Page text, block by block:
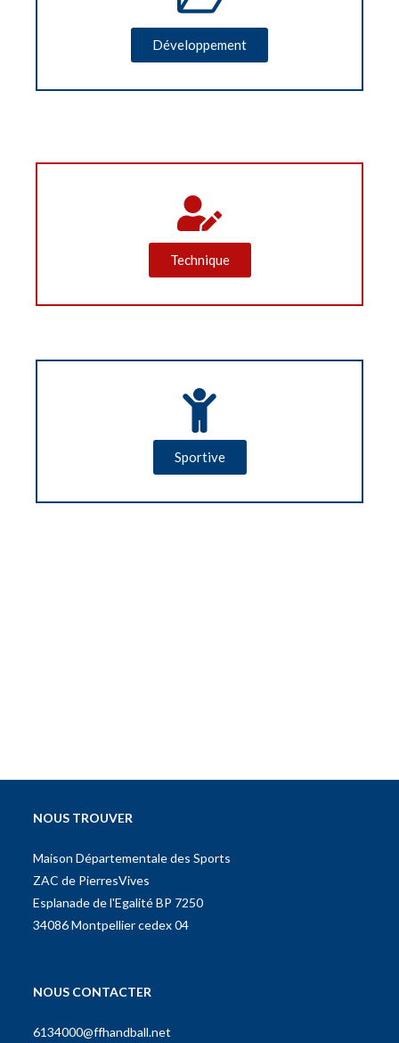
Développement
Technique
Sportive
NOUS TROUVER
Maison Départementale des Sports
ZAC de PierresVives
Esplanade de l'Egalité BP 7250
34086 Montpellier cedex 04
NOUS CONTACTER
6134000@ffhandball.net